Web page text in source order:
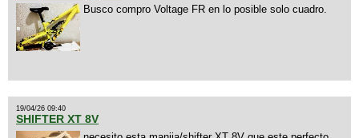
Busco compro Voltage FR en lo posible solo cuadro.
19/04/26 09:40
SHIFTER XT 8V